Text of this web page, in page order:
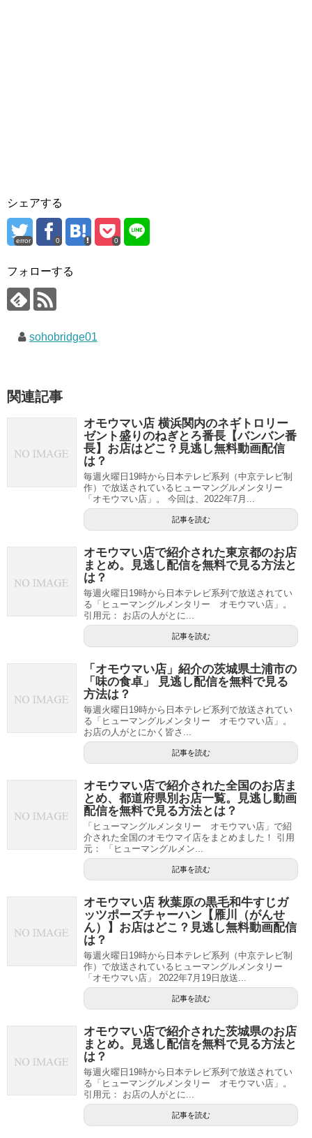
シェアする
error 0 0
フォローする
sohobridge01
関連記事
オモウマい店 横浜関内のネギトロリー
ゼント盛りのねぎとろ番長【バンバン番
長】お店はどこ？見逃し無料動画配信
は？
毎週火曜日19時から日本テレビ系列（中京テレビ制
作）で放送されているヒューマングルメンタリー
「オモウマい店」。 今回は、2022年7月...
記事を読む
オモウマい店で紹介された東京都のお店
まとめ。見逃し配信を無料で見る方法と
は？
毎週火曜日19時から日本テレビ系列で放送されてい
る「ヒューマングルメンタリー オモウマい店」。
引用元： お店の人がとに...
記事を読む
「オモウマい店」紹介の茨城県土浦市の
「味の食卓」 見逃し配信を無料で見る
方法は？
毎週火曜日19時から日本テレビ系列で放送されてい
る「ヒューマングルメンタリー オモウマい店」。
お店の人がとにかく皆さ...
記事を読む
オモウマい店で紹介された全国のお店ま
とめ、都道府県別お店一覧。見逃し動画
配信を無料で見る方法とは？
「ヒューマングルメンタリー オモウマい店」で紹
介された全国のオモウマイ店をまとめました！ 引用
元： 「ヒューマングルメン...
記事を読む
オモウマい店 秋葉原の黒毛和牛すじガ
ッツポーズチャーハン【雁川（がんせ
ん）】お店はどこ？見逃し無料動画配信
は？
毎週火曜日19時から日本テレビ系列（中京テレビ制
作）で放送されているヒューマングルメンタリー
「オモウマい店」 2022年7月19日放送...
記事を読む
オモウマい店で紹介された茨城県のお店
まとめ。見逃し配信を無料で見る方法と
は？
毎週火曜日19時から日本テレビ系列で放送されてい
る「ヒューマングルメンタリー オモウマい店」。
引用元： お店の人がとに...
記事を読む